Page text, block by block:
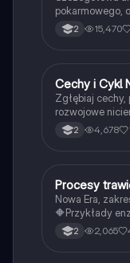
pokarmowego,
wchłaniania
się o
2 15,470
Biologia
Cechy i Cykl
Zgłębiaj
rozwojowe
rozmnażania,
wewnętrznej.
2 4,678
Biologia
Procesy
Nowa Era,
🔶Przykłady
cukrów, białek
2 2,065